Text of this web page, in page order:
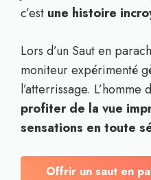
c’est une histoire
Lors d’un Saut en
moniteur expérimenté
l’atterrissage. L’homme
profiter de la vue
sensations en toute
Offrir un saut en